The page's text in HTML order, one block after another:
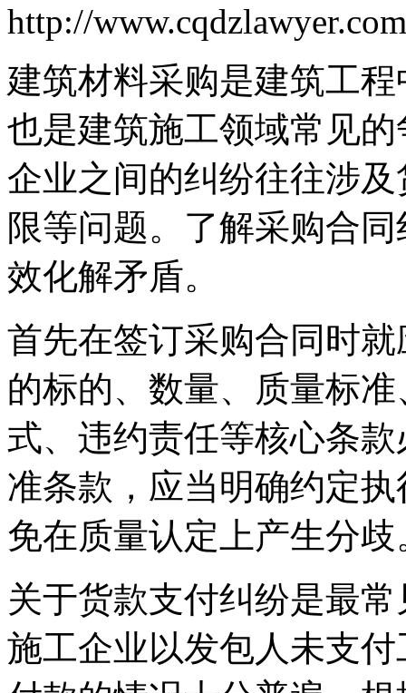
http://www.cqdzlawyer.com
建筑材料采购是建筑工
也是建筑施工领域常见
企业之间的纠纷往往涉
限等问题。了解采购合
效化解矛盾。
首先在签订采购合同时
的标的、数量、质量标
式、违约责任等核心条
准条款，应当明确约定
免在质量认定上产生分歧
关于货款支付纠纷是最
施工企业以发包人未支